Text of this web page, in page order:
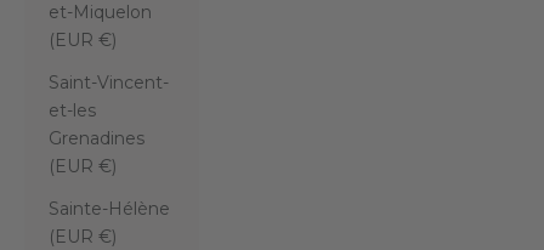
et-Miquelon
(EUR €)
Saint-Vincent-
et-les
Grenadines
(EUR €)
Sainte-Hélène
(EUR €)